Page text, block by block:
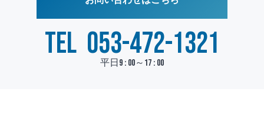
TEL 053-472-1321
平日9 : 00～17 : 00